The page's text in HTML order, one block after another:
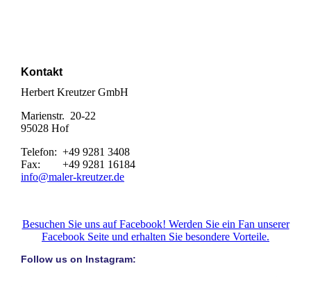
Kontakt
Herbert Kreutzer GmbH
Marienstr. 20-22
95028 Hof
Telefon: +49 9281 3408
Fax: +49 9281 16184
info@maler-kreutzer.de
Besuchen Sie uns auf Facebook! Werden Sie ein Fan unserer
Facebook Seite und erhalten Sie besondere Vorteile.
Follow us on Instagram: